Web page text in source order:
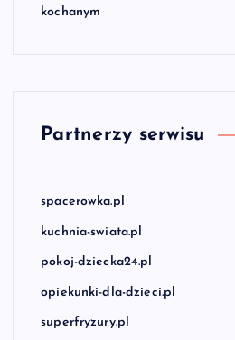
kochanym
Partnerzy serwisu
spacerowka.pl
kuchnia-swiata.pl
pokoj-dziecka24.pl
opiekunki-dla-dzieci.pl
superfryzury.pl